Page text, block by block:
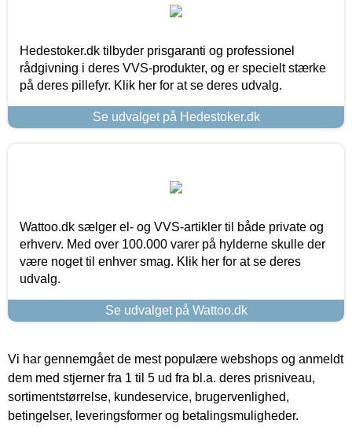
Hedestoker.dk tilbyder prisgaranti og professionel
rådgivning i deres VVS-produkter, og er specielt stærke
på deres pillefyr. Klik her for at se deres udvalg.
Se udvalget på Hedestoker.dk
Wattoo.dk sælger el- og VVS-artikler til både private og
erhverv. Med over 100.000 varer på hylderne skulle der
være noget til enhver smag. Klik her for at se deres
udvalg.
Se udvalget på Wattoo.dk
Vi har gennemgået de mest populære webshops og anmeldt
dem med stjerner fra 1 til 5 ud fra bl.a. deres prisniveau,
sortimentstørrelse, kundeservice, brugervenlighed,
betingelser, leveringsformer og betalingsmuligheder.